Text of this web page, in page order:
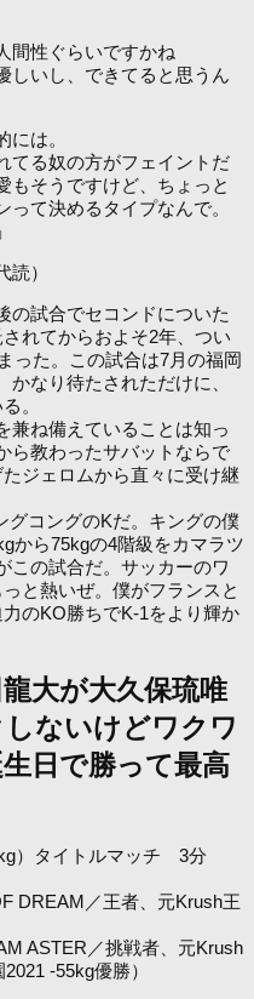
間性ぐらいですかね
しいし、できてると思うん
は。
てる奴の方がフェイントだ
もそうですけど、ちょっと
て決めるタイプなんで。
）
の試合でセコンドについた
れてからおよそ2年、つい
った。この試合は7月の福岡
なり待たされただけに、
。
ね備えていることは知っ
ら教わったサバットならで
ジェロムから直々に受け継
コングのKだ。キングの僕
から75kgの4階級をカマラツ
この試合だ。サッカーのワ
と熱いぜ。僕がフランスと
のKO勝ちでK-1をより輝か
大が大久保琉唯
ないけどワクワ
日で勝って最高
）タイトルマッチ 3分
DREAM／王者、元Krush王
ASTER／挑戦者、元Krush
-55kg優勝）